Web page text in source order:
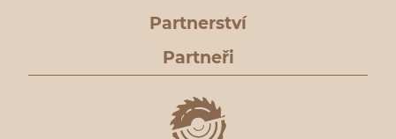
Partnerství
Partneři